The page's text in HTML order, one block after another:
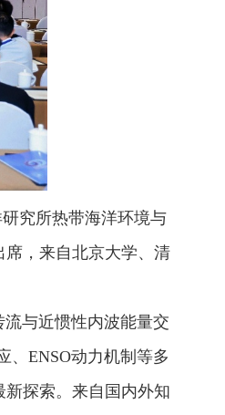
究所热带海洋环境与
，来自北京大学、清
与近惯性内波能量交
、ENSO动力机制等多
探索。来自国内外知